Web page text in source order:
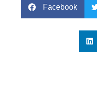
Facebook